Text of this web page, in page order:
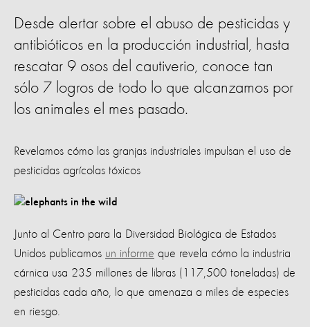
Desde alertar sobre el abuso de pesticidas y
antibióticos en la producción industrial, hasta
rescatar 9 osos del cautiverio, conoce tan
sólo 7 logros de todo lo que alcanzamos por
los animales el mes pasado.
Revelamos cómo las granjas industriales impulsan el uso de
pesticidas agrícolas tóxicos
Junto al Centro para la Diversidad Biológica de Estados
Unidos publicamos un informe que revela cómo la industria
cárnica usa 235 millones de libras (117,500 toneladas) de
pesticidas cada año, lo que amenaza a miles de especies
en riesgo.